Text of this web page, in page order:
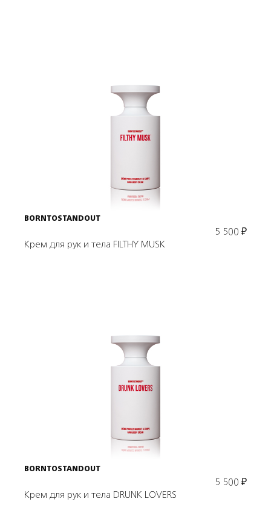
Подробнее
BORNTOSTANDOUT
5 500 ₽
Крем для рук и тела FILTHY MUSK
Подробнее
BORNTOSTANDOUT
5 500 ₽
Крем для рук и тела DRUNK LOVERS